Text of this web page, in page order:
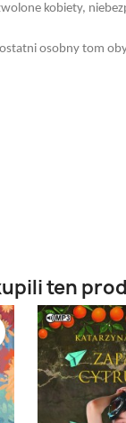
kobiety,
osobny tom
ten